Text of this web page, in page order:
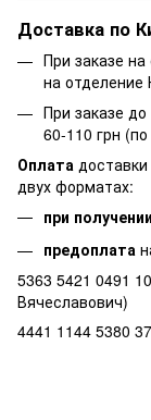
Доставка по
При заказе
на отделение
При заказе
60-110 грн
Оплата
двух форматах:
при получении
предоплата
5363 5421 0491
Вячеславович)
4441 1144 5380